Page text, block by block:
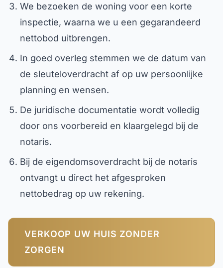
We bezoeken de woning voor een korte
inspectie, waarna we u een gegarandeerd
nettobod uitbrengen.
In goed overleg stemmen we de datum van
de sleuteloverdracht af op uw persoonlijke
planning en wensen.
De juridische documentatie wordt volledig
door ons voorbereid en klaargelegd bij de
notaris.
Bij de eigendomsoverdracht bij de notaris
ontvangt u direct het afgesproken
nettobedrag op uw rekening.
VERKOOP UW HUIS ZONDER
ZORGEN